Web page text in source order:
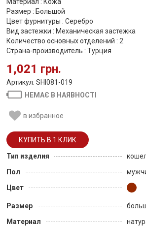
Размер : Большой
Цвет фурнитуры : Серебро
Вид застежки : Механическая застежка
Количество основных отделений : 2
Страна-производитель : Турция
1,021 грн.
Артикул: SHI081-019
НЕМАЄ В НАЯВНОСТІ
в избранное
Тип изделия
Пол
Цвет
Размер
Материал